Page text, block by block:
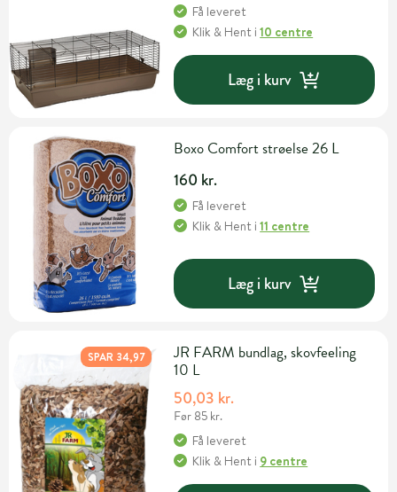
Få leveret
Klik & Hent i10 centre
Læg i kurv
Boxo Comfort strøelse 26 L
160 kr.
Få leveret
Klik & Hent i11 centre
Læg i kurv
SPAR 34,97
JR FARM bundlag, skovfeeling
10 L
50,03 kr.
Før 85 kr.
Få leveret
Klik & Hent i 9 centre